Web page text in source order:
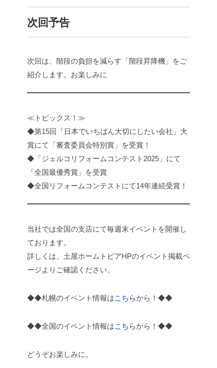
次回予告
次回は、階段の負担を減らす「階段昇降機」をご
紹介します。お楽しみに
≪トピックス！≫
◆第15回「日本でいちばん大切にしたい会社」大
賞にて「審査委員会特別賞」を受賞！
◆「ジェルコリフォームコンテスト2025」にて
「全国最優秀賞」を受賞
◆全国リフォームコンテストにて14年連続受賞！
当社では全国の支店にて毎週末イベントを開催し
ております。
詳しくは、土屋ホームトピアHPのイベント掲載ペ
ージよりご確認ください。
◆◆札幌のイベント情報はこちらから！◆◆
◆◆全国のイベント情報はこちらから！◆◆
どうぞお楽しみに。